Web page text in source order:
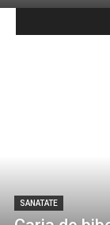
SANATATE